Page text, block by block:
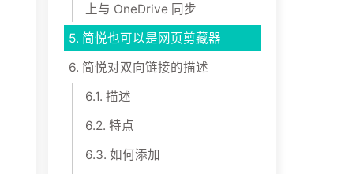
上与 OneDrive 同步
5. 简悦也可以是网页剪藏器
6. 简悦对双向链接的描述
6.1. 描述
6.2. 特点
6.3. 如何添加